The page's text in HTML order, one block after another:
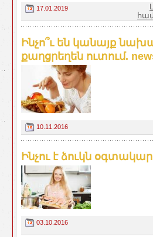
17.01.2019
Ինչո՞ւ են կանայք
քաղցրեղեն ուտում.
10.11.2016
Ինչու է ձուկն
03.10.2016